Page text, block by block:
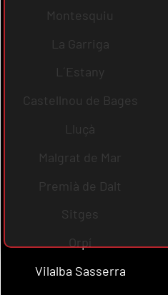
Montesquiu
La Garriga
L´Estany
Castellnou de Bages
Lluçà
Malgrat de Mar
Premià de Dalt
Sitges
Orpí
Vilalba Sasserra